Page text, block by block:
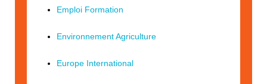
Emploi Formation
Environnement Agriculture
Europe International